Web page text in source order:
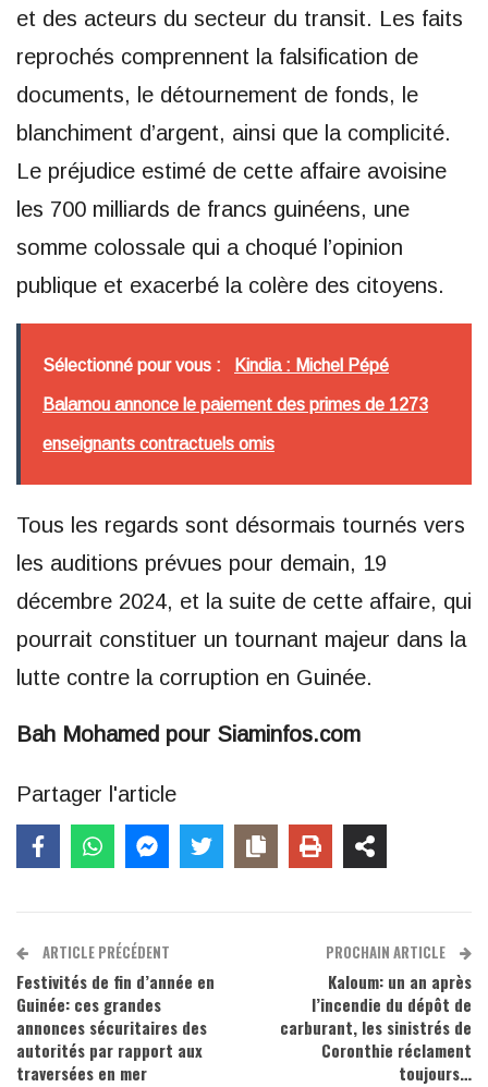
et des acteurs du secteur du transit. Les faits
reprochés comprennent la falsification de
documents, le détournement de fonds, le
blanchiment d’argent, ainsi que la complicité.
Le préjudice estimé de cette affaire avoisine
les 700 milliards de francs guinéens, une
somme colossale qui a choqué l’opinion
publique et exacerbé la colère des citoyens.
Sélectionné pour vous : Kindia : Michel Pépé
Balamou annonce le paiement des primes de 1273
enseignants contractuels omis
Tous les regards sont désormais tournés vers
les auditions prévues pour demain, 19
décembre 2024, et la suite de cette affaire, qui
pourrait constituer un tournant majeur dans la
lutte contre la corruption en Guinée.
Bah Mohamed pour Siaminfos.com
Partager l'article
ARTICLE PRÉCÉDENT
Festivités de fin d’année en
Guinée: ces grandes
annonces sécuritaires des
autorités par rapport aux
traversées en mer
PROCHAIN ARTICLE
Kaloum: un an après
l’incendie du dépôt de
carburant, les sinistrés de
Coronthie réclament
toujours…